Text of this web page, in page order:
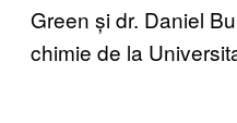
Green și dr. Daniel
chimie de la